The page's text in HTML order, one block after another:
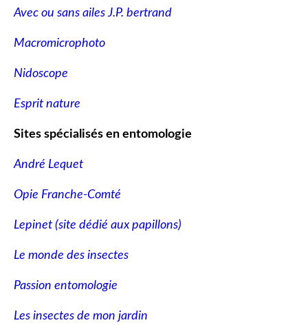
Avec ou sans ailes J.P. bertrand
Macromicrophoto
Nidoscope
Esprit nature
Sites spécialisés en entomologie
André Lequet
Opie Franche-Comté
Lepinet (site dédié aux papillons)
Le monde des insectes
Passion entomologie
Les insectes de mon jardin